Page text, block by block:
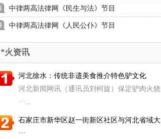
线
中律两高法律网《民生与法》节目
将在河北电视台上线
中律两高法律网《人民公仆》节目
将在河北电视台上线
*火资讯
河北徐水：传统非遗美食推介特色驴文化
河北新闻网讯（通讯员刘柯旋）保定驴肉火烧
···...
石家庄市新华区赵一街新区社区与河北省域大
···